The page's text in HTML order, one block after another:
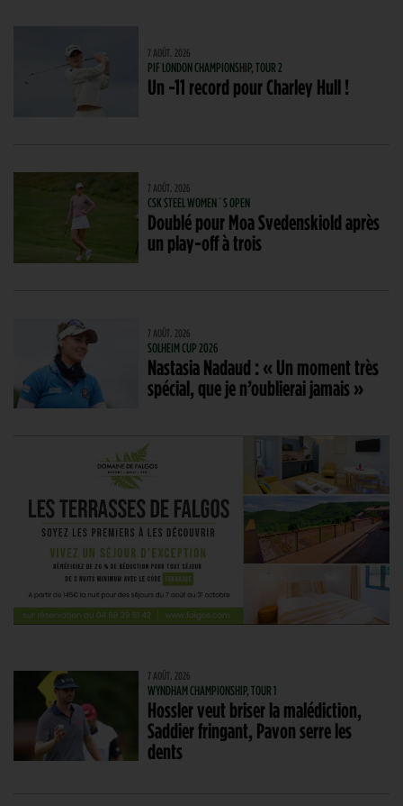
7 AOÛT. 2026
PIF LONDON CHAMPIONSHIP, TOUR 2
Un -11 record pour Charley Hull !
7 AOÛT. 2026
CSK STEEL WOMEN´S OPEN
Doublé pour Moa Svedenskiold après
un play-off à trois
7 AOÛT. 2026
SOLHEIM CUP 2026
Nastasia Nadaud : « Un moment très
spécial, que je n’oublierai jamais »
7 AOÛT. 2026
WYNDHAM CHAMPIONSHIP, TOUR 1
Hossler veut briser la malédiction,
Saddier fringant, Pavon serre les
dents